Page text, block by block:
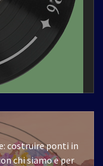
costruire ponti in
chi siamo e per